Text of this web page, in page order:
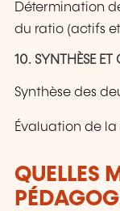
Détermination
du ratio (actifs
10. SYNTHÈSE
Synthèse des
Évaluation de
QUELLES